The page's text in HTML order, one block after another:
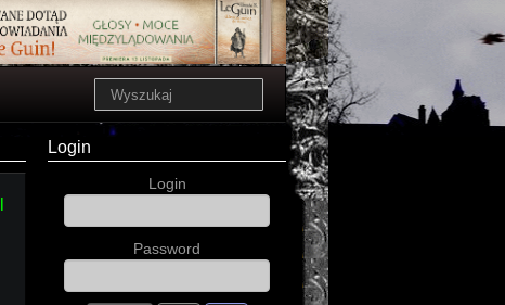
Login
Login
Password